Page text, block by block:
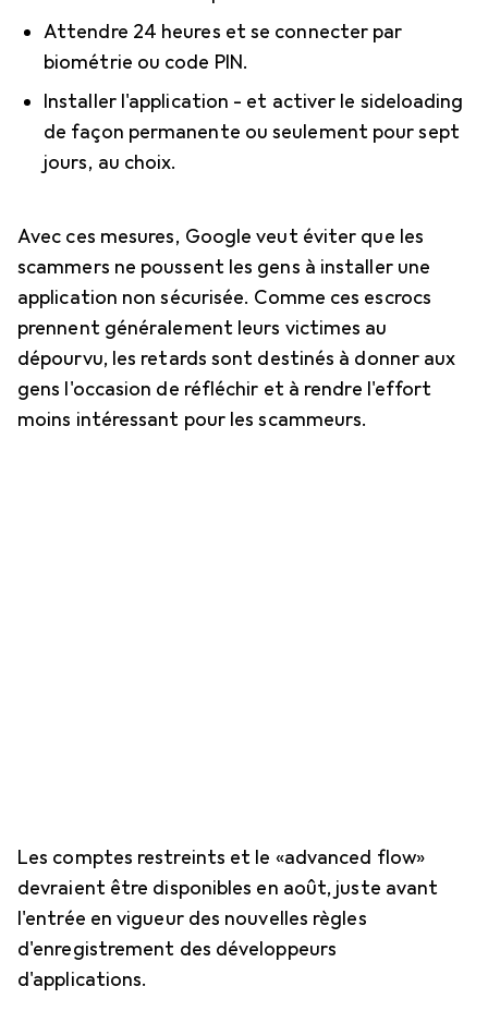
Attendre 24 heures et se connecter par
biométrie ou code PIN.
Installer l'application - et activer le sideloading
de façon permanente ou seulement pour sept
jours, au choix.
Avec ces mesures, Google veut éviter que les
scammers ne poussent les gens à installer une
application non sécurisée. Comme ces escrocs
prennent généralement leurs victimes au
dépourvu, les retards sont destinés à donner aux
gens l'occasion de réfléchir et à rendre l'effort
moins intéressant pour les scammeurs.
Les comptes restreints et le «advanced flow»
devraient être disponibles en août, juste avant
l'entrée en vigueur des nouvelles règles
d'enregistrement des développeurs
d'applications.